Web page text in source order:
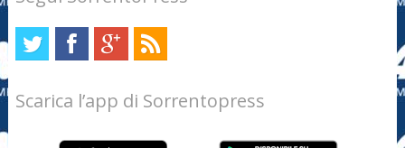
Scarica l’app di Sorrentopress